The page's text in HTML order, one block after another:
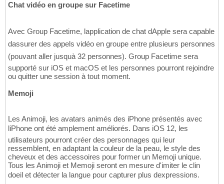
Chat vidéo en groupe sur Facetime
Avec Group Facetime, lapplication de chat dApple sera capable
dassurer des appels vidéo en groupe entre plusieurs personnes
(pouvant aller jusquà 32 personnes). Group Facetime sera
supporté sur iOS et macOS et les personnes pourront rejoindre
ou quitter une session à tout moment.
Memoji
Les Animoji, les avatars animés des iPhone présentés avec
liPhone ont été amplement améliorés. Dans iOS 12, les
utilisateurs pourront créer des personnages qui leur
ressemblent, en adaptant la couleur de la peau, le style des
cheveux et des accessoires pour former un Memoji unique.
Tous les Animoji et Memoji seront en mesure d'imiter le clin
doeil et détecter la langue pour capturer plus dexpressions.